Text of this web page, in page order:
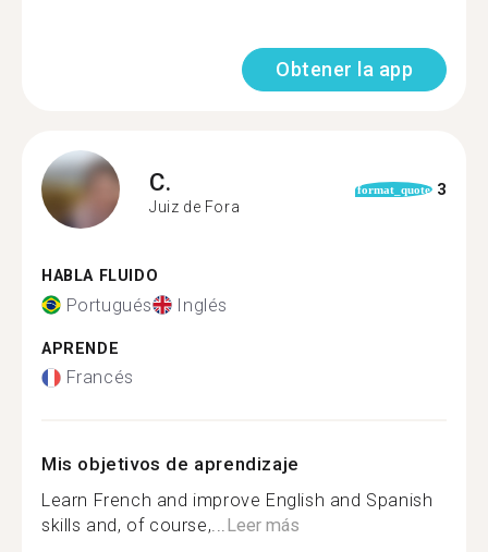
Obtener la app
C.
Juiz de Fora
format_quote 3
HABLA FLUIDO
Portugués Inglés
APRENDE
Francés
Mis objetivos de aprendizaje
Learn French and improve English and Spanish
skills and, of course,...Leer más